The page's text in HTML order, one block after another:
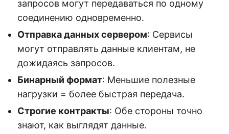
запросов могут передаваться по одному
соединению одновременно.
Отправка данных сервером: Сервисы
могут отправлять данные клиентам, не
дожидаясь запросов.
Бинарный формат: Меньшие полезные
нагрузки = более быстрая передача.
Строгие контракты: Обе стороны точно
знают, как выглядят данные.